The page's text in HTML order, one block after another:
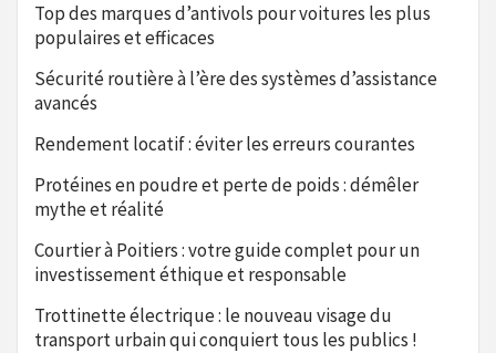
Top des marques d’antivols pour voitures les plus
populaires et efficaces
Sécurité routière à l’ère des systèmes d’assistance
avancés
Rendement locatif : éviter les erreurs courantes
Protéines en poudre et perte de poids : démêler
mythe et réalité
Courtier à Poitiers : votre guide complet pour un
investissement éthique et responsable
Trottinette électrique : le nouveau visage du
transport urbain qui conquiert tous les publics !